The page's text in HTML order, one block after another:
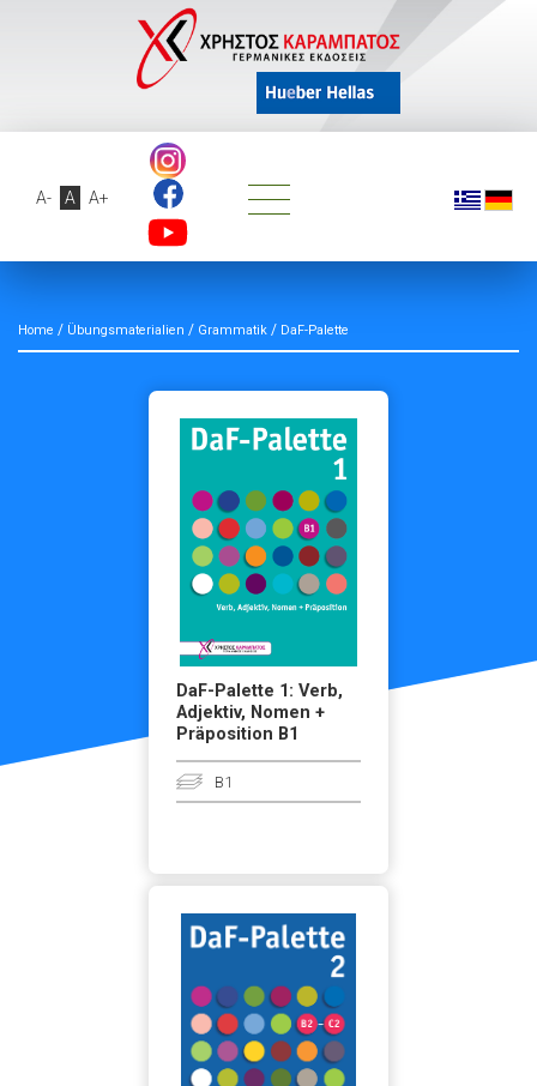
A- A A+
Home / Übungsmaterialien / Grammatik / DaF-Palette
DaF-Palette 1: Verb,
Adjektiv, Nomen +
Präposition B1
B1